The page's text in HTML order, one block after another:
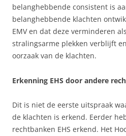
belanghebbende consistent is
belanghebbende klachten
EMV en dat deze verminderen
stralingsarme plekken verblijft
oorzaak van de klachten.
Erkenning EHS door andere
Dit is niet de eerste uitspraak
de klachten is erkend. Eerder
rechtbanken EHS erkend. Het